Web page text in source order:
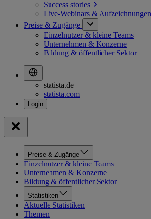
Success stories
Live-Webinars & Aufzeichnungen
Preise & Zugänge
Einzelnutzer & kleine Teams
Unternehmen & Konzerne
Bildung & öffentlicher Sektor
statista.de
statista.com
Preise & Zugänge
Einzelnutzer & kleine Teams
Unternehmen & Konzerne
Bildung & öffentlicher Sektor
Statistiken
Aktuelle Statistiken
Themen